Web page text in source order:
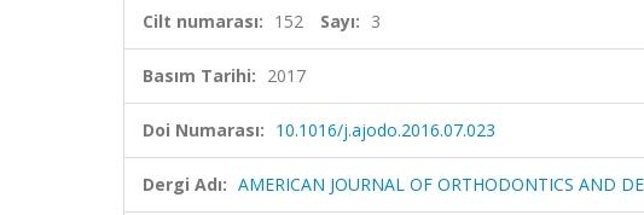
Cilt numarası: 152 Sayı: 3
Basım Tarihi: 2017
Doi Numarası: 10.1016/j.ajodo.2016.07.023
Dergi Adı: AMERICAN JOURNAL OF ORTHODONTICS AND